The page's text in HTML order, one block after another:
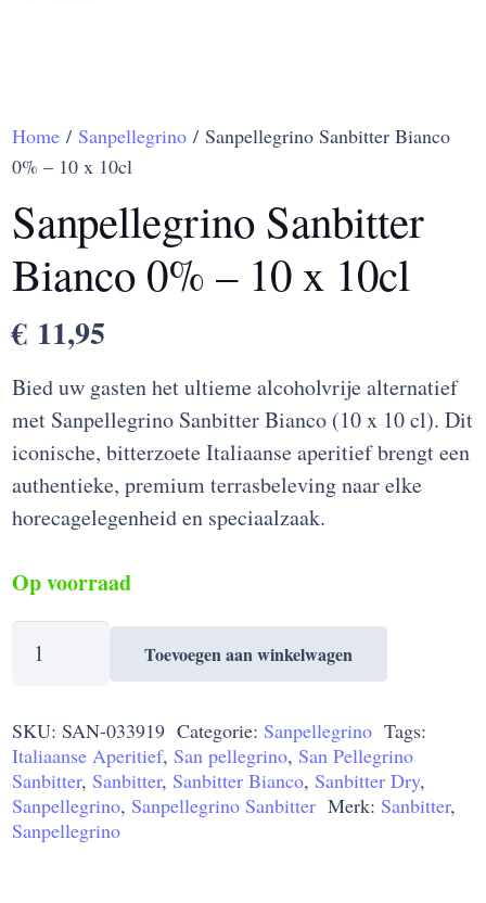
Home / Sanpellegrino / Sanpellegrino Sanbitter Bianco
0% – 10 x 10cl
Sanpellegrino Sanbitter
Bianco 0% – 10 x 10cl
€ 11,95
Bied uw gasten het ultieme alcoholvrije alternatief
met Sanpellegrino Sanbitter Bianco (10 x 10 cl). Dit
iconische, bitterzoete Italiaanse aperitief brengt een
authentieke, premium terrasbeleving naar elke
horecagelegenheid en speciaalzaak.
Op voorraad
Sanpellegrino
Sanbitter
0%
-
10
x
Toevoegen aan winkelwagen
SKU:SAN-033919 Categorie: Sanpellegrino Tags:
Italiaanse Aperitief, San pellegrino, San Pellegrino
Sanbitter, Sanbitter, Sanbitter Bianco, Sanbitter Dry,
Sanpellegrino, Sanpellegrino Sanbitter Merk: Sanbitter,
Sanpellegrino